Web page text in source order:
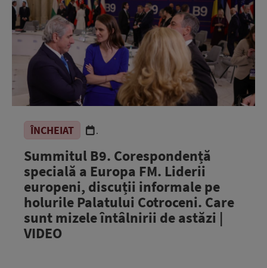
ÎNCHEIAT .
Summitul B9. Corespondență
specială a Europa FM. Liderii
europeni, discuții informale pe
holurile Palatului Cotroceni. Care
sunt mizele întâlnirii de astăzi |
VIDEO